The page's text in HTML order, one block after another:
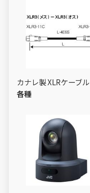
カナレ製 XLRケーブル
各種